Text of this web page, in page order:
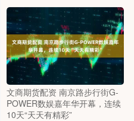
文商期货配资 南京路步行街G-
POWER数娱嘉年华开幕，连续
10天“天天有精彩”